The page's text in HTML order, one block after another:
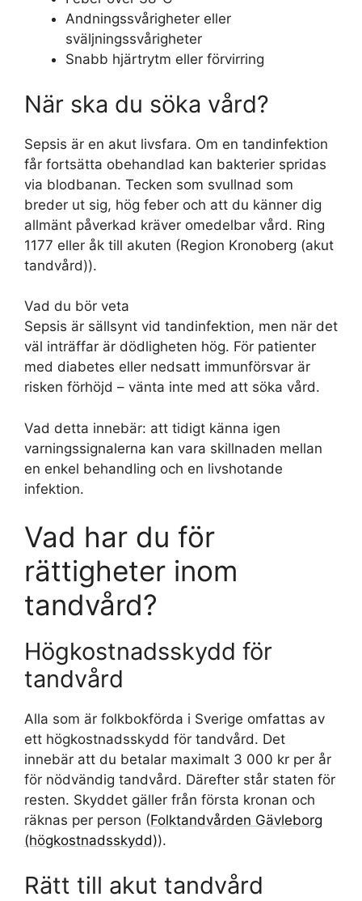
Andningssvårigheter eller
sväljningssvårigheter
Snabb hjärtrytm eller förvirring
När ska du söka vård?
Sepsis är en akut livsfara. Om en tandinfektion
får fortsätta obehandlad kan bakterier spridas
via blodbanan. Tecken som svullnad som
breder ut sig, hög feber och att du känner dig
allmänt påverkad kräver omedelbar vård. Ring
1177 eller åk till akuten (Region Kronoberg (akut
tandvård)).
Vad du bör veta
Sepsis är sällsynt vid tandinfektion, men när det
väl inträffar är dödligheten hög. För patienter
med diabetes eller nedsatt immunförsvar är
risken förhöjd – vänta inte med att söka vård.
Vad detta innebär: att tidigt känna igen
varningssignalerna kan vara skillnaden mellan
en enkel behandling och en livshotande
infektion.
Vad har du för
rättigheter inom
tandvård?
Högkostnadsskydd för
tandvård
Alla som är folkbokförda i Sverige omfattas av
ett högkostnadsskydd för tandvård. Det
innebär att du betalar maximalt 3 000 kr per år
för nödvändig tandvård. Därefter står staten för
resten. Skyddet gäller från första kronan och
räknas per person (Folktandvården Gävleborg
(högkostnadsskydd)).
Rätt till akut tandvård